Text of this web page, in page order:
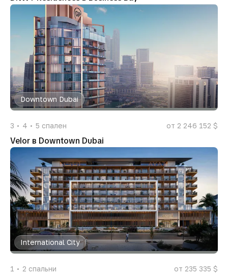
Downtown Dubai
3 4 5 спален от 2 246 152 $
Velor в Downtown Dubai
International City
1 2 спальни от 235 335 $